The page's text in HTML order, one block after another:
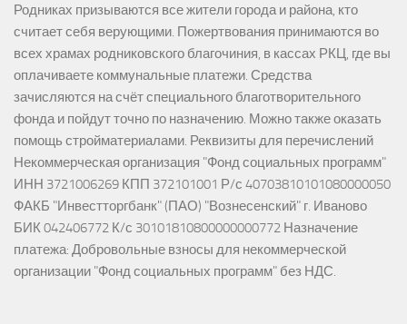
Родниках призываются все жители города и района, кто
считает себя верующими. Пожертвования принимаются во
всех храмах родниковского благочиния, в кассах РКЦ, где вы
оплачиваете коммунальные платежи. Средства
зачисляются на счёт специального благотворительного
фонда и пойдут точно по назначению. Можно также оказать
помощь стройматериалами. Реквизиты для перечислений
Некоммерческая организация "Фонд социальных программ"
ИНН 3721006269 КПП 372101001 Р/с 40703810101080000050
ФАКБ "Инвестторгбанк" (ПАО) "Вознесенский" г. Иваново
БИК 042406772 К/с 30101810800000000772 Назначение
платежа: Добровольные взносы для некоммерческой
организации "Фонд социальных программ" без НДС.